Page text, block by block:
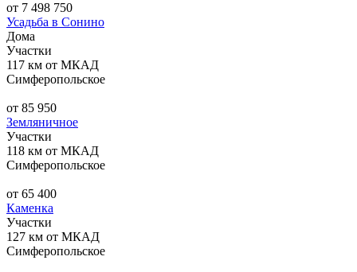
от 7 498 750
Усадьба в Сонино
Дома
Участки
117 км от МКАД
Симферопольское
от 85 950
Земляничное
Участки
118 км от МКАД
Симферопольское
от 65 400
Каменка
Участки
127 км от МКАД
Симферопольское